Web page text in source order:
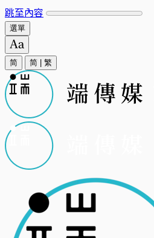
跳至內容
選單
简 简 繁